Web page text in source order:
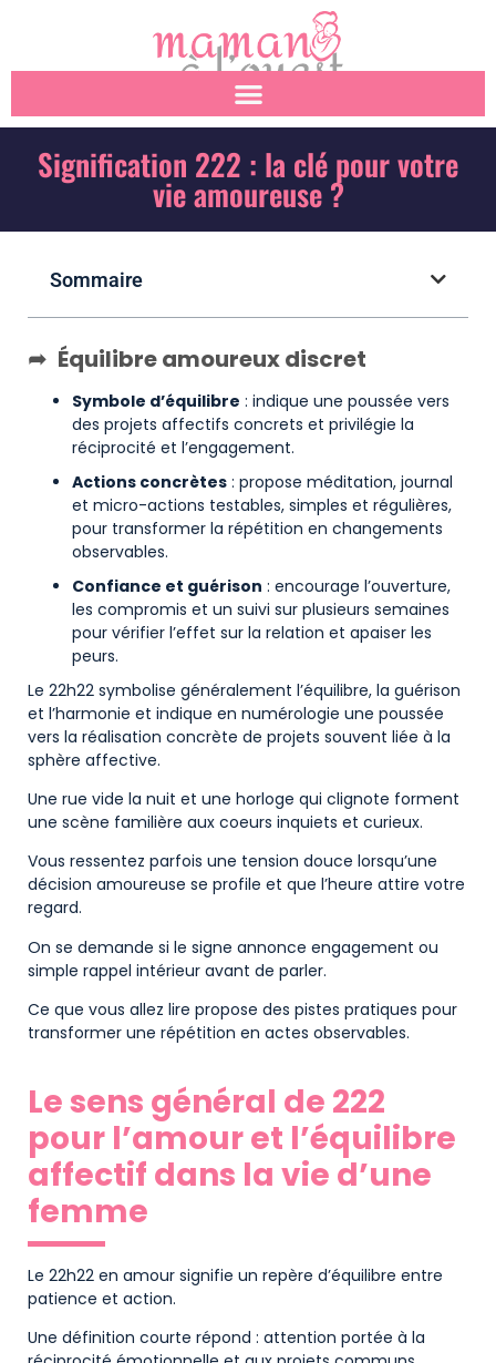
Signification 222 : la clé pour votre
vie amoureuse ?
Sommaire
Équilibre amoureux discret
Symbole d’équilibre : indique une poussée vers
des projets affectifs concrets et privilégie la
réciprocité et l’engagement.
Actions concrètes : propose méditation, journal
et micro-actions testables, simples et régulières,
pour transformer la répétition en changements
observables.
Confiance et guérison : encourage l’ouverture,
les compromis et un suivi sur plusieurs semaines
pour vérifier l’effet sur la relation et apaiser les
peurs.
Le 22h22 symbolise généralement l’équilibre, la guérison
et l’harmonie et indique en numérologie une poussée
vers la réalisation concrète de projets souvent liée à la
sphère affective.
Une rue vide la nuit et une horloge qui clignote forment
une scène familière aux coeurs inquiets et curieux.
Vous ressentez parfois une tension douce lorsqu’une
décision amoureuse se profile et que l’heure attire votre
regard.
On se demande si le signe annonce engagement ou
simple rappel intérieur avant de parler.
Ce que vous allez lire propose des pistes pratiques pour
transformer une répétition en actes observables.
Le sens général de 222
pour l’amour et l’équilibre
affectif dans la vie d’une
femme
Le 22h22 en amour signifie un repère d’équilibre entre
patience et action.
Une définition courte répond : attention portée à la